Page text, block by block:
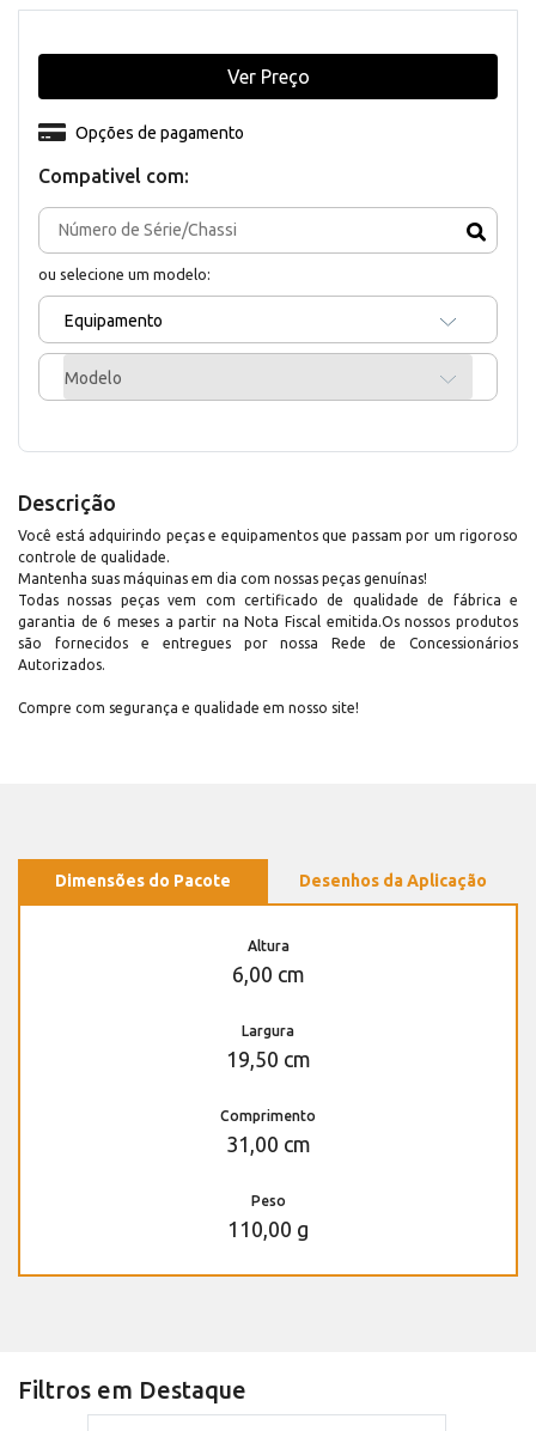
Compativel com:
ou selecione um modelo:
Equipamento
Modelo
Opções de pagamento
Ver Preço
Descrição
Você está adquirindo peças e equipamentos que passam por um rigoroso
controle de qualidade.
Mantenha suas máquinas em dia com nossas peças genuínas!
Todas nossas peças vem com certificado de qualidade de fábrica e
garantia de 6 meses a partir na Nota Fiscal emitida.Os nossos produtos
são fornecidos e entregues por nossa Rede de Concessionários
Autorizados.
Compre com segurança e qualidade em nosso site!
Dimensões do Pacote Desenhos da Aplicação
Altura
6,00 cm
Largura
19,50 cm
Comprimento
31,00 cm
Peso
110,00 g
Filtros em Destaque